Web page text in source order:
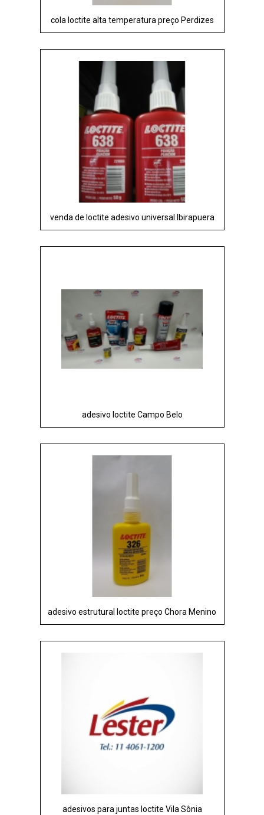
cola loctite alta temperatura preço Perdizes
venda de loctite adesivo universal Ibirapuera
adesivo loctite Campo Belo
adesivo estrutural loctite preço Chora Menino
adesivos para juntas loctite Vila Sônia